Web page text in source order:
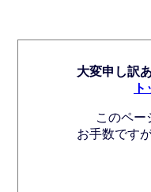
大変申し訳
このペー
お手数です